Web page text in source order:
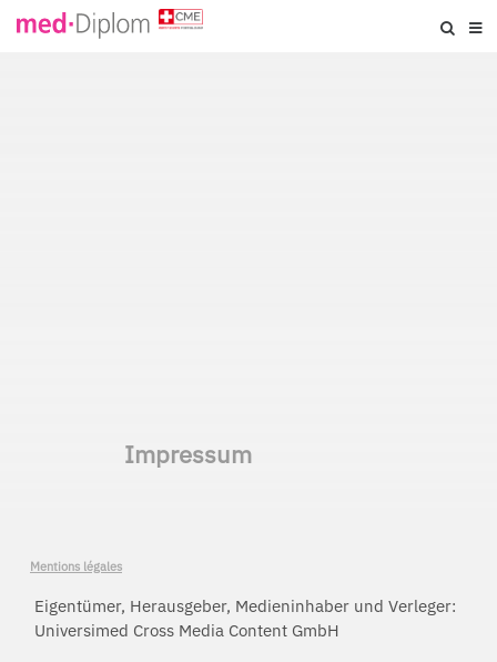
Impressum
Mentions légales
Eigentümer, Herausgeber, Medieninhaber und Verleger:
Universimed Cross Media Content GmbH